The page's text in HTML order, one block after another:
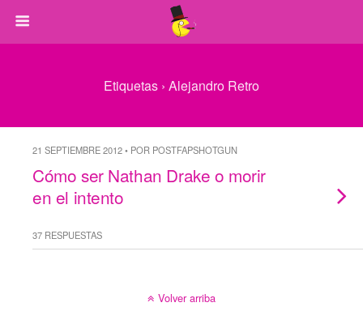
Etiquetas › Alejandro Retro
21 SEPTIEMBRE 2012 • POR POSTFAPSHOTGUN
Cómo ser Nathan Drake o morir
en el intento
37 RESPUESTAS
Volver arriba